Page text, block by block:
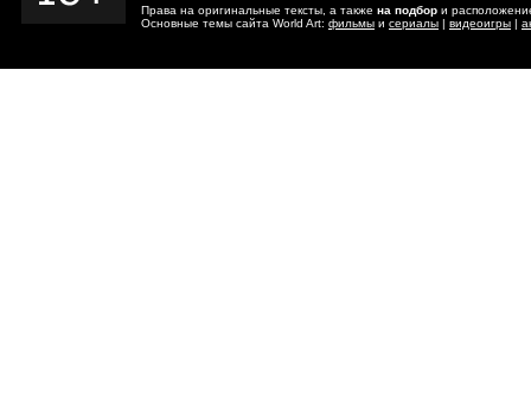
Права на оригинальные тексты, а также на подбор и
Основные темы сайта World Art: фильмы и сериалы | видеоигры |